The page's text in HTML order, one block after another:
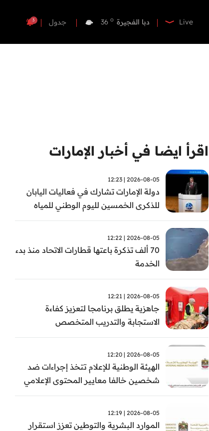
Live دبا الفجيرة 36 o جدول 3
اقرأ ايضا في أخبار الإمارات
2026-08-05 | 12:23
دولة الإمارات تشارك في فعاليات اليابان
للذكرى الخمسين لليوم الوطني للمياه
وأسبوع المياه
2026-08-05 | 12:22
70 ألف تذكرة باعتها قطارات الاتحاد منذ بدء
الخدمة
2026-08-05 | 12:21
جاهزية يطلق برنامجا لتعزيز كفاءة
الاستجابة والتدريب المتخصص
2026-08-05 | 12:20
الهيئة الوطنية للإعلام تتخذ إجراءات ضد
شخصين خالفا معايير المحتوى الإعلامي
2026-08-05 | 12:19
الموارد البشرية والتوطين تعزز استقرار